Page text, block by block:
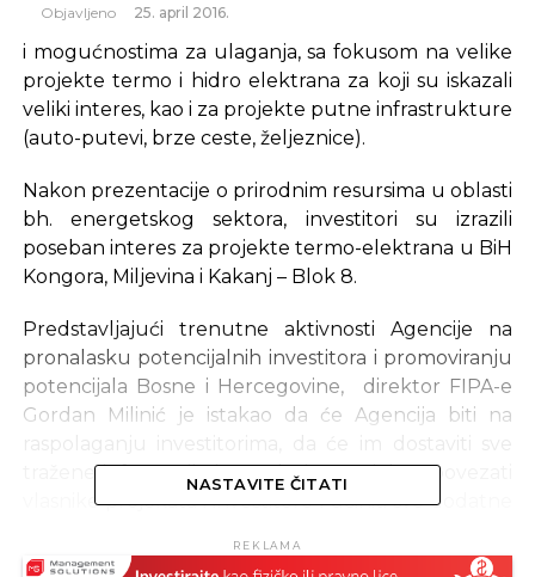
Objavljeno 25. april 2016.
i mogućnostima za ulaganja, sa fokusom na velike
projekte termo i hidro elektrana za koji su iskazali
veliki interes, kao i za projekte putne infrastrukture
(auto-putevi, brze ceste, željeznice).
Nakon prezentacije o prirodnim resursima u oblasti
bh. energetskog sektora, investitori su izrazili
poseban interes za projekte termo-elektrana u BiH
Kongora, Miljevina i Kakanj – Blok 8.
Predstavljajući trenutne aktivnosti Agencije na
pronalasku potencijalnih investitora i promoviranju
potencijala Bosne i Hercegovine, direktor FIPA-e
Gordan Milinić je istakao da će Agencija biti na
tražene informacije i raspoložive projekte, povezati
vlasnike projekata i investitore i učiniti sve dodatne
BiH, saopćeno je iz FIPA-e.
NASTAVITE ČITATI
REKLAMA